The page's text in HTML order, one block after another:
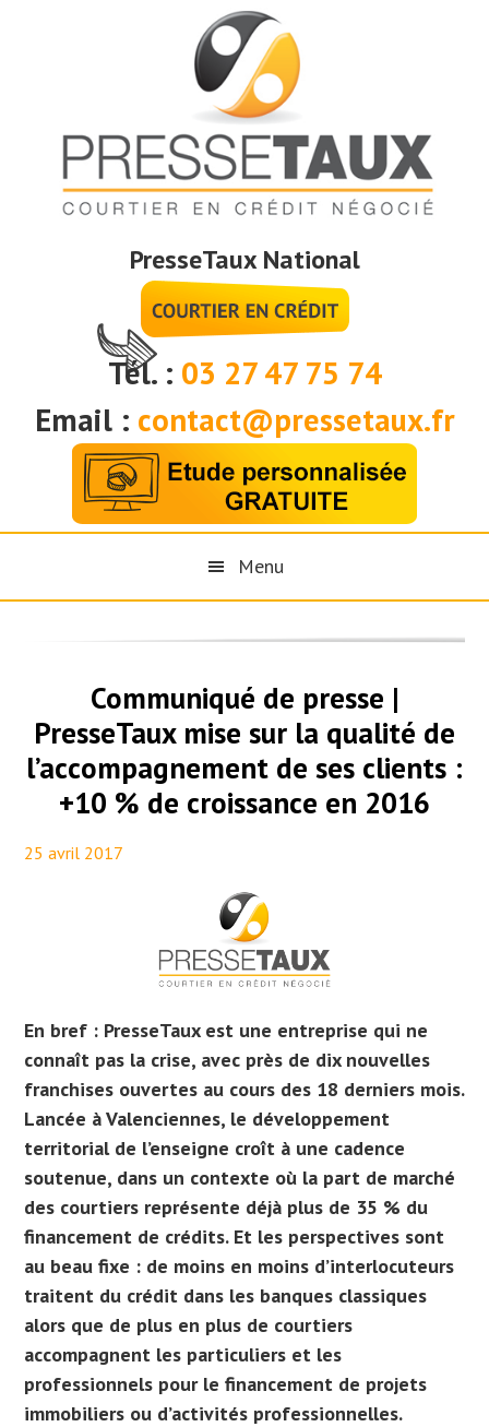
PresseTaux National
Tél. : 03 27 47 75 74
Email : contact@pressetaux.fr
Menu
Communiqué de presse |
PresseTaux mise sur la qualité de
l’accompagnement de ses clients :
+10 % de croissance en 2016
25 avril 2017
En bref : PresseTaux est une entreprise qui ne
connaît pas la crise, avec près de dix nouvelles
franchises ouvertes au cours des 18 derniers mois.
Lancée à Valenciennes, le développement
territorial de l’enseigne croît à une cadence
soutenue, dans un contexte où la part de marché
des courtiers représente déjà plus de 35 % du
financement de crédits. Et les perspectives sont
au beau fixe : de moins en moins d’interlocuteurs
traitent du crédit dans les banques classiques
alors que de plus en plus de courtiers
accompagnent les particuliers et les
professionnels pour le financement de projets
immobiliers ou d’activités professionnelles.